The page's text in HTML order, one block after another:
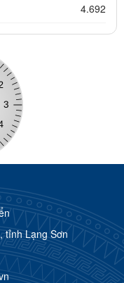
4.692
tỉnh Lạng Sơn